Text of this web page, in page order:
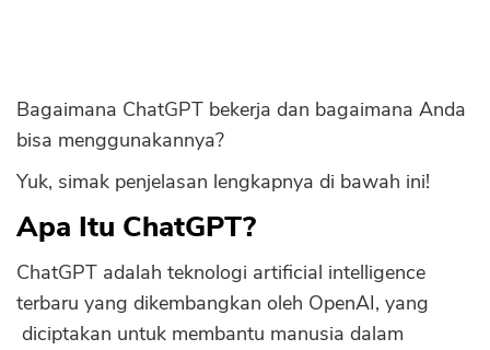
Asuransi Syariah
Bagaimana ChatGPT bekerja dan bagaimana Anda
bisa menggunakannya?
Yuk, simak penjelasan lengkapnya di bawah ini!
Apa Itu ChatGPT?
ChatGPT adalah teknologi artificial intelligence
terbaru yang dikembangkan oleh OpenAI, yang
diciptakan untuk membantu manusia dalam